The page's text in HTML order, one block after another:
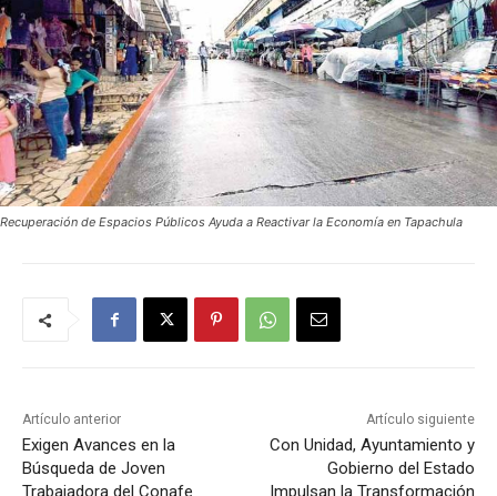
Recuperación de Espacios Públicos Ayuda a Reactivar la Economía en Tapachula
Artículo anterior
Exigen Avances en la
Búsqueda de Joven
Trabajadora del Conafe
Artículo siguiente
Con Unidad, Ayuntamiento y
Gobierno del Estado
Impulsan la Transformación